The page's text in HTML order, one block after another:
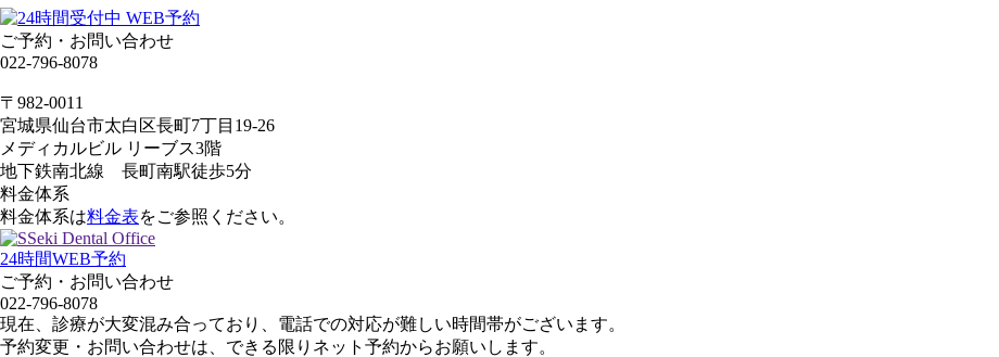
ご予約・お問い合わせ
022-796-8078
〒982-0011
宮城県仙台市太白区長町7丁目19-26
メディカルビル リーブス3階
地下鉄南北線 長町南駅徒歩5分
料金体系
料金体系は料金表をご参照ください。
24時間WEB予約
ご予約・お問い合わせ
022-796-8078
現在、診療が大変混み合っており、電話での対応が難しい時間帯がございます。
予約変更・お問い合わせは、できる限りネット予約からお願いします。